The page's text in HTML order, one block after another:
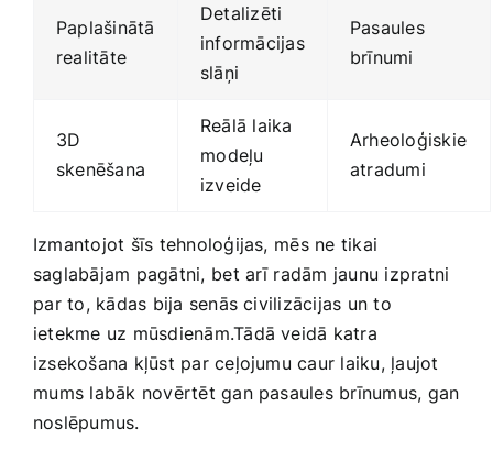
Paplašinātā
realitāte
Detalizēti
informācijas
slāņi
Pasaules
brīnumi
3D
skenēšana
Reālā laika
⁣modeļu‌
izveide
Arheoloģiskie
atradumi
Izmantojot šīs tehnoloģijas,⁤ mēs ne tikai
saglabājam pagātni,⁣ bet⁤ arī ⁣radām​ jaunu izpratni
⁣par to, kādas bija senās civilizācijas‌ un to⁤
ietekme uz mūsdienām.Tādā veidā katra
izsekošana‍ kļūst ‌par ceļojumu caur laiku, ļaujot
⁤mums labāk novērtēt gan pasaules brīnumus, gan
noslēpumus.